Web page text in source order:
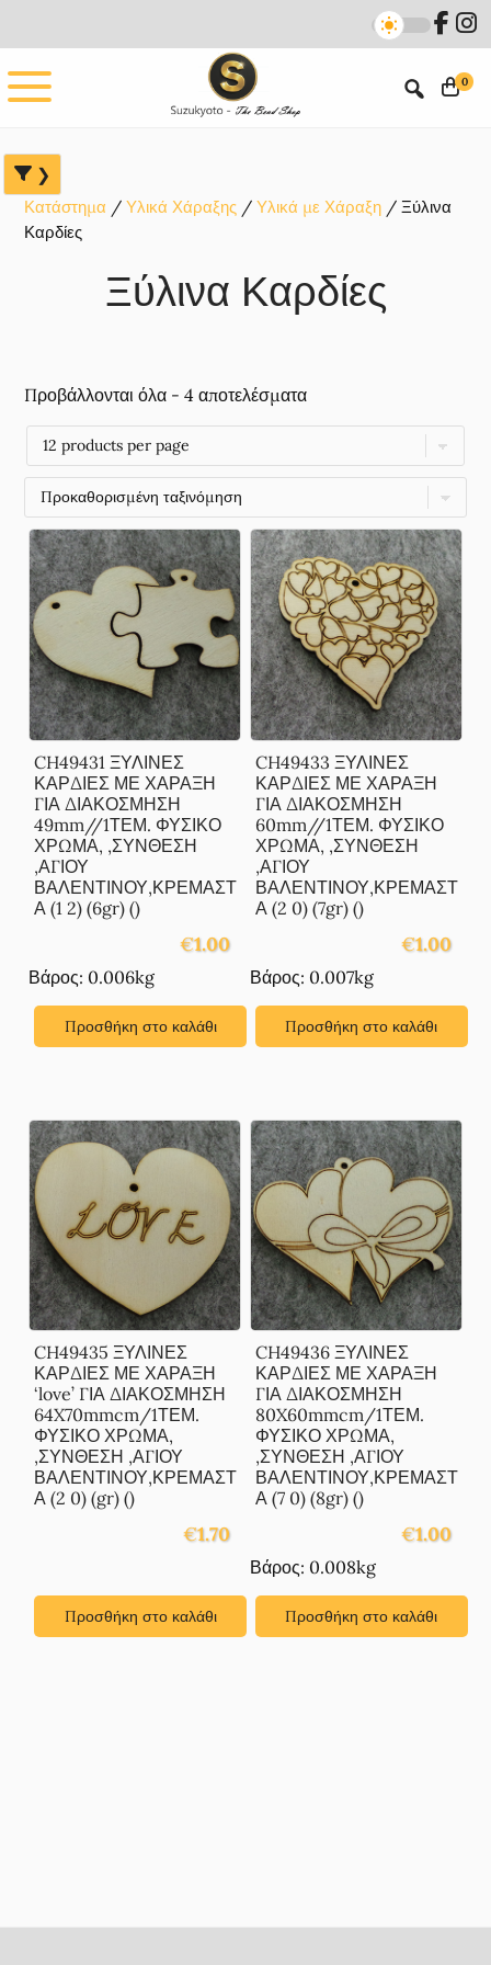
main
content
primary
sidebar
footer
0
Κατάστημα Υλικά Χάραξης Υλικά με Χάραξη
Ξύλινα
Καρδίες
Ξύλινα Καρδίες
Προβάλλονται όλα - 4 αποτελέσματα
CH49431 ΞΥΛΙΝΕΣ
ΚΑΡΔΙΕΣ ΜΕ ΧΑΡΑΞΗ
ΓΙΑ ΔΙΑΚΟΣΜΗΣΗ
49mm//1ΤΕΜ. ΦΥΣΙΚΟ
ΧΡΩΜΑ, ,ΣΥΝΘΕΣΗ
,ΑΓΙΟΥ
ΒΑΛΕΝΤΙΝΟΥ,ΚΡΕΜΑΣΤ
Α (1 2) (6gr) ()
€1.00
Βάρος: 0.006kg
Προσθήκη στο καλάθι
CH49433 ΞΥΛΙΝΕΣ
ΚΑΡΔΙΕΣ ΜΕ ΧΑΡΑΞΗ
ΓΙΑ ΔΙΑΚΟΣΜΗΣΗ
60mm//1ΤΕΜ. ΦΥΣΙΚΟ
ΧΡΩΜΑ, ,ΣΥΝΘΕΣΗ
,ΑΓΙΟΥ
ΒΑΛΕΝΤΙΝΟΥ,ΚΡΕΜΑΣΤ
Α (2 0) (7gr) ()
€1.00
Βάρος: 0.007kg
Προσθήκη στο καλάθι
CH49435 ΞΥΛΙΝΕΣ
ΚΑΡΔΙΕΣ ΜΕ ΧΑΡΑΞΗ
‘love’ ΓΙΑ ΔΙΑΚΟΣΜΗΣΗ
64X70mmcm/1ΤΕΜ.
ΦΥΣΙΚΟ ΧΡΩΜΑ,
,ΣΥΝΘΕΣΗ ,ΑΓΙΟΥ
ΒΑΛΕΝΤΙΝΟΥ,ΚΡΕΜΑΣΤ
Α (2 0) (gr) ()
€1.70
Προσθήκη στο καλάθι
CH49436 ΞΥΛΙΝΕΣ
ΚΑΡΔΙΕΣ ΜΕ ΧΑΡΑΞΗ
ΓΙΑ ΔΙΑΚΟΣΜΗΣΗ
80X60mmcm/1ΤΕΜ.
ΦΥΣΙΚΟ ΧΡΩΜΑ,
,ΣΥΝΘΕΣΗ ,ΑΓΙΟΥ
ΒΑΛΕΝΤΙΝΟΥ,ΚΡΕΜΑΣΤ
Α (7 0) (8gr) ()
€1.00
Βάρος: 0.008kg
Προσθήκη στο καλάθι